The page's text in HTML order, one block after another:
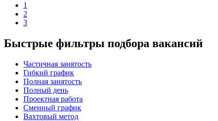
1
2
3
Быстрые фильтры подбора вакансий
Частичная занятость
Гибкий график
Полная занятость
Полный день
Проектная работа
Сменный график
Вахтовый метод